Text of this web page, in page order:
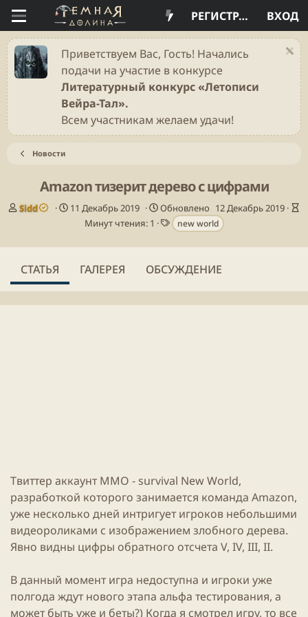
ВХОД
РЕГИСТРАЦИЯ
Приветствуем Вас, Гость! Начались
подачи на участие в конкурсе
Литературный конкурс «Летописи
Вейра-Тал».
Всем участникам желаем удачи!
Новости
Amazon тизерит дерево с цифрами
А
о
Sidd
Д
а
б
11 Декабрь 2019 Обновлено 12 Декабрь 2019
В
м
Минут чтения: 1
Т
е
г
new world
СТАТЬЯ ГАЛЕРЕЯ ОБСУЖДЕНИЕ
Твиттер аккаунт MMO - survival New World,
разработкой которого занимается команда Amazon,
уже несколько дней интригует игроков небольшими
видеороликами с изображением злобного дерева.
Явно видны цифры обратного отсчета V, IV, III, II.
В данный момент игра недоступна и игроки уже
полгода ждут нового этапа альфа тестирования, а
может быть уже и беты?) Когда я смотрел игру, то все